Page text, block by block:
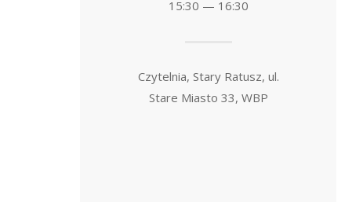
15:30 — 16:30
Czytelnia, Stary Ratusz, ul.
Stare Miasto 33, WBP